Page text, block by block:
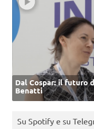
Dal Cospar: il futuro
Benatti
Su Spotify e su